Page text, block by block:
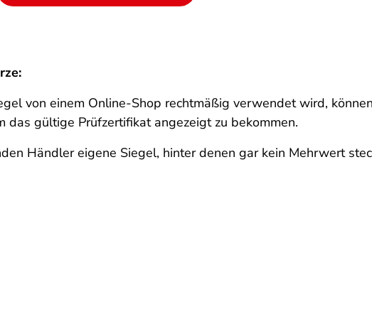
von einem Online-Shop rechtmäßig verwendet wird,
das gültige Prüfzertifikat angezeigt zu bekommen.
Händler eigene Siegel, hinter denen gar kein Mehrwert